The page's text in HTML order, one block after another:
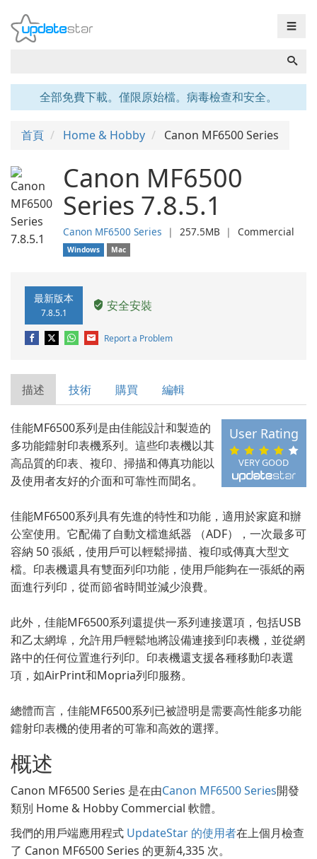
☰
全部免費下載。僅限原始檔。病毒檢查和安全。
首頁 Home & Hobby Canon MF6500 Series
Canon MF6500
Series 7.8.5.1
Canon MF6500 Series ❘ 257.5MB ❘ Commercial
Windows Mac
最新版本
7.8.5.1 安全安裝
Report a Problem
描述 技術 購買 編輯
VERY GOOD
User Rating
佳能MF6500系列是由佳能設計和製造的
多功能鐳射印表機系列。這些印表機以其
高品質的印表、複印、掃描和傳真功能以
及使用者友好的介面和可靠性而聞名。
佳能MF6500系列具有先進的特性和功能，適用於家庭和辦
公室使用。它配備了自動文檔進紙器 （ADF），一次最多可
容納 50 張紙，使用戶可以輕鬆掃描、複印或傳真大型文
檔。印表機還具有雙面列印功能，使用戶能夠在一張紙的兩
面進行列印，從而節省時間並減少浪費。
此外，佳能MF6500系列還提供一系列連接選項，包括USB
和乙太網埠，允許用戶輕鬆地將設備連接到印表機，並從網
路中的任何位置進行列印。印表機還支援各種移動印表選
項，如AirPrint和Mopria列印服務。
總體而言，佳能MF6500系列已被證明是需要高性能多功能
鐳射印表機的使用者的可靠和高效的選擇。
概述
Canon MF6500 Series 是在由Canon MF6500 Series開發
類別 Home & Hobby Commercial 軟體。
我們的用戶端應用程式 UpdateStar 的使用者在上個月檢查
了 Canon MF6500 Series 的更新4,335 次。